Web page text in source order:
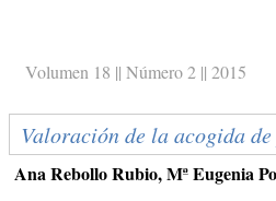
Volumen 18 || Número 2 || 2015
Valoración de la acogida
Ana Rebollo Rubio, Mª Eugenia